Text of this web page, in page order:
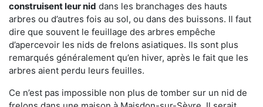
construisent leur nid dans les branchages des hauts
arbres ou d’autres fois au sol, ou dans des buissons. Il faut
dire que souvent le feuillage des arbres empêche
d’apercevoir les nids de frelons asiatiques. Ils sont plus
remarqués généralement qu’en hiver, après le fait que les
arbres aient perdu leurs feuilles.
Ce n’est pas impossible non plus de tomber sur un nid de